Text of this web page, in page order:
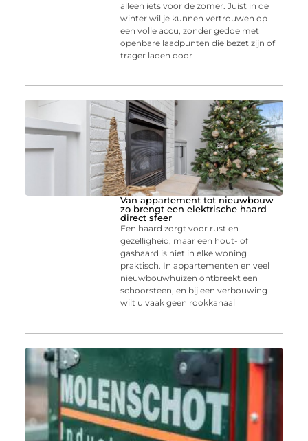
alleen iets voor de zomer. Juist in de
winter wil je kunnen vertrouwen op
een volle accu, zonder gedoe met
openbare laadpunten die bezet zijn of
trager laden door
Van appartement tot nieuwbouw
zo brengt een elektrische haard
direct sfeer
Een haard zorgt voor rust en
gezelligheid, maar een hout- of
gashaard is niet in elke woning
praktisch. In appartementen en veel
nieuwbouwhuizen ontbreekt een
schoorsteen, en bij een verbouwing
wilt u vaak geen rookkanaal